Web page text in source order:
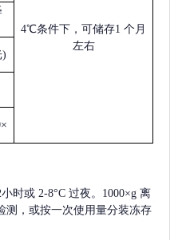
4℃条件下，可储存1 个月
左右
)
小时或 2-8°C 过夜。1000×g 离
测，或按一次使用量分装冻存